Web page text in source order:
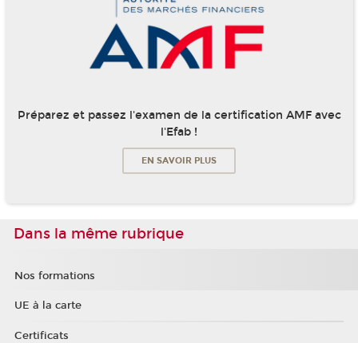
Préparez et passez l'examen de la certification AMF avec
l'Efab !
EN SAVOIR PLUS
Dans la même rubrique
Nos formations
UE à la carte
Certificats